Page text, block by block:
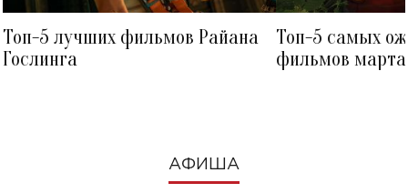
Топ-5 лучших фильмов Райана
Гослинга
Топ-5 самых
фильмов
АФИША